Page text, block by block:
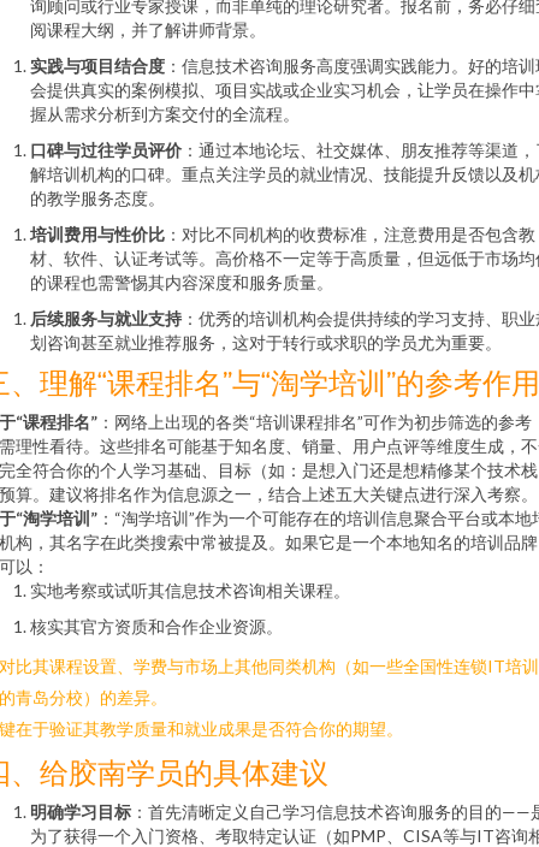
询顾问或行业专家授课，而非单纯的理论研究者。报名前，务必仔细
阅课程大纲，并了解讲师背景。
实践与项目结合度 ：信息技术咨询服务高度强调实践能力。好的培
会提供真实的案例模拟、项目实战或企业实习机会，让学员在操作中
握从需求分析到方案交付的全流程。
口碑与过往学员评价 ：通过本地论坛、社交媒体、朋友推荐等渠道
解培训机构的口碑。重点关注学员的就业情况、技能提升反馈以及机
的教学服务态度。
培训费用与性价比 ：对比不同机构的收费标准，注意费用是否包含教
材、软件、认证考试等。高价格不一定等于高质量，但远低于市场均
的课程也需警惕其内容深度和服务质量。
后续服务与就业支持 ：优秀的培训机构会提供持续的学习支持、职
划咨询甚至就业推荐服务，这对于转行或求职的学员尤为重要。
、理解“课程排名”与“淘学培训”的参考作用
“课程排名” ：网络上出现的各类“培训课程排名”可作为初步筛选的参考
理性看待。这些排名可能基于知名度、销量、用户点评等维度生成，
全符合你的个人学习基础、目标（如：是想入门还是想精修某个技术
算。建议将排名作为信息源之一，结合上述五大关键点进行深入考察。
“淘学培训” ：“淘学培训”作为一个可能存在的培训信息聚合平台或本地
构，其名字在此类搜索中常被提及。如果它是一个本地知名的培训品
以：
实地考察或试听其信息技术咨询相关课程。
核实其官方资质和合作企业资源。
比其课程设置、学费与市场上其他同类机构（如一些全国性连锁IT培
青岛分校）的差异。
在于验证其教学质量和就业成果是否符合你的期望。
、给胶南学员的具体建议
明确学习目标 ：首先清晰定义自己学习信息技术咨询服务的目的——
为了获得一个入门资格、考取特定认证（如PMP、CISA等与IT咨询